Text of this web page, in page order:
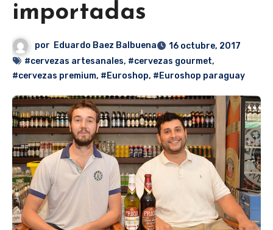
importadas
por Eduardo Baez Balbuena
16 octubre, 2017
#cervezas artesanales, #cervezas gourmet,
#cervezas premium, #Euroshop, #Euroshop paraguay